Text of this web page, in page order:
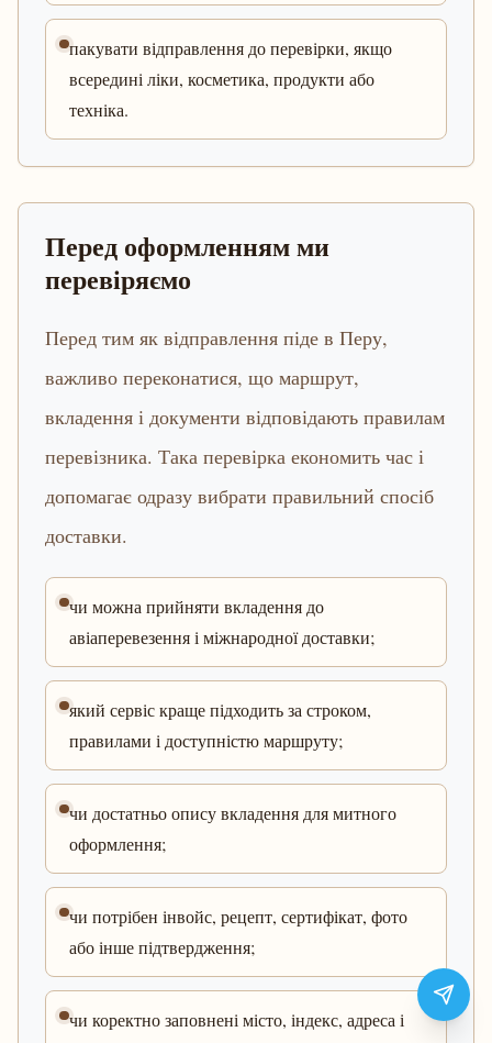
пакувати відправлення до перевірки, якщо
всередині ліки, косметика, продукти або
техніка.
Перед оформленням ми
перевіряємо
Перед тим як відправлення піде в Перу,
важливо переконатися, що маршрут,
вкладення і документи відповідають правилам
перевізника. Така перевірка економить час і
допомагає одразу вибрати правильний спосіб
доставки.
чи можна прийняти вкладення до
авіаперевезення і міжнародної доставки;
який сервіс краще підходить за строком,
правилами і доступністю маршруту;
чи достатньо опису вкладення для митного
оформлення;
чи потрібен інвойс, рецепт, сертифікат, фото
або інше підтвердження;
чи коректно заповнені місто, індекс, адреса і